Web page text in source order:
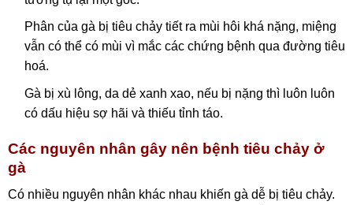
Phân của gà bị tiêu chảy tiết ra mùi hôi khá nặng, miệng
vẫn có thể có mùi vì mắc các chứng bệnh qua đường tiêu
hoá.
Gà bị xù lông, da dẻ xanh xao, nếu bị nặng thì luôn luôn
có dấu hiệu sợ hãi và thiếu tỉnh táo.
Các nguyên nhân gây nên bệnh tiêu chảy ở
gà
Có nhiều nguyên nhân khác nhau khiến gà dễ bị tiêu chảy.